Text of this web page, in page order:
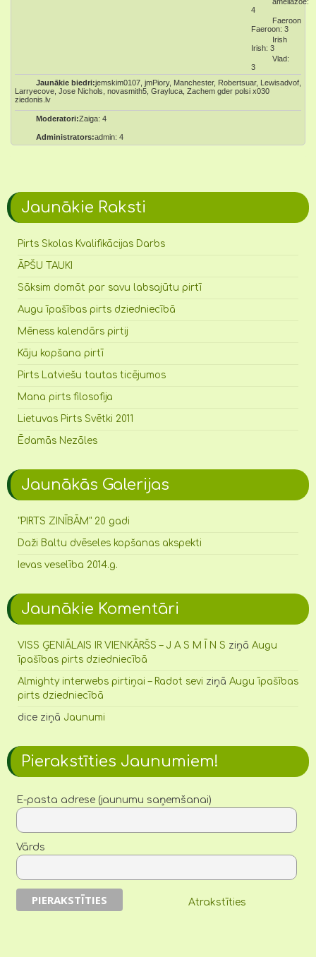
ameliazoe:
4
Faeroon
Faeroon: 3
Irish
Irish: 3
Vlad:
3
Jaunākie biedri:jemskim0107, jmPiory, Manchester, Robertsuar, Lewisadvof,
Larryecove, Jose Nichols, novasmith5, Grayluca, Zachem gder polsi x030
ziedonis.lv
Moderatori:Zaiga: 4
Administrators:admin: 4
Jaunākie Raksti
Pirts Skolas Kvalifikācijas Darbs
ĀPŠU TAUKI
Sāksim domāt par savu labsajūtu pirtī
Augu īpašības pirts dziedniecībā
Mēness kalendārs pirtij
Kāju kopšana pirtī
Pirts Latviešu tautas ticējumos
Mana pirts filosofija
Lietuvas Pirts Svētki 2011
Ēdamās Nezāles
Jaunākās Galerijas
"PIRTS ZINĪBĀM" 20 gadi
Daži Baltu dvēseles kopšanas akspekti
Ievas veselība 2014.g.
Jaunākie Komentāri
VISS ĢENIĀLAIS IR VIENKĀRŠS – J A S M Ī N S ziņā Augu
īpašības pirts dziedniecībā
Almighty interwebs pirtiņai – Radot sevi ziņā Augu īpašības
pirts dziedniecībā
dice ziņā Jaunumi
Pierakstīties Jaunumiem!
E-pasta adrese (jaunumu saņemšanai)
Vārds
Atrakstīties